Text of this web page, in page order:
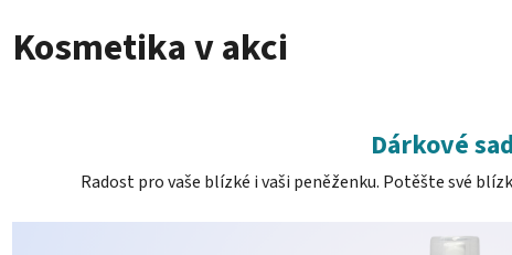
Kosmetika v akci
Dárkové
Radost pro vaše blízké i vaši peněženku. Potěšte své